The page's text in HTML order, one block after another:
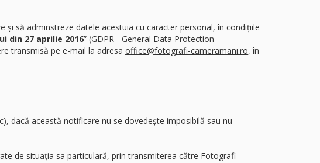
și să adminstreze datele acestuia cu caracter personal, în condițiile
din 27 aprilie 2016” (GDPR - General Data Protection
transmisă pe e-mail la adresa office@fotografi-cameramani.ro, în
dacă această notificare nu se dovedește imposibilă sau nu
de situația sa particulară, prin transmiterea către Fotografi-